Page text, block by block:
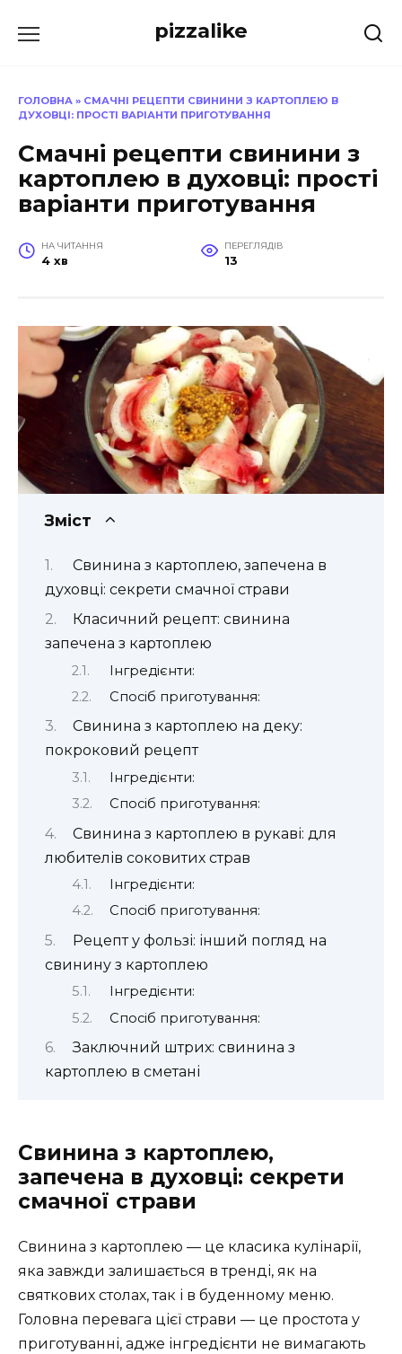
до
pizzalike
ГОЛОВНА » СМАЧНІ РЕЦЕПТИ СВИНИНИ З КАРТОПЛЕЮ В
ДУХОВЦІ: ПРОСТІ ВАРІАНТИ ПРИГОТУВАННЯ
Смачні рецепти свинини з
картоплею в духовці: прості
варіанти приготування
НА ЧИТАННЯ
4 хв
ПЕРЕГЛЯДІВ
13
Зміст
Свинина з картоплею, запечена в
духовці: секрети смачної страви
Класичний рецепт: свинина
запечена з картоплею
Інгредієнти:
Спосіб приготування:
Свинина з картоплею на деку:
покроковий рецепт
Інгредієнти:
Спосіб приготування:
Свинина з картоплею в рукаві: для
любителів соковитих страв
Інгредієнти:
Спосіб приготування:
Рецепт у фользі: інший погляд на
свинину з картоплею
Інгредієнти:
Спосіб приготування:
Заключний штрих: свинина з
картоплею в сметані
Свинина з картоплею,
запечена в духовці: секрети
смачної страви
Свинина з картоплею — це класика кулінарії,
яка завжди залишається в тренді, як на
святкових столах, так і в буденному меню.
Головна перевага цієї страви — це простота у
приготуванні, адже інгредієнти не вимагають